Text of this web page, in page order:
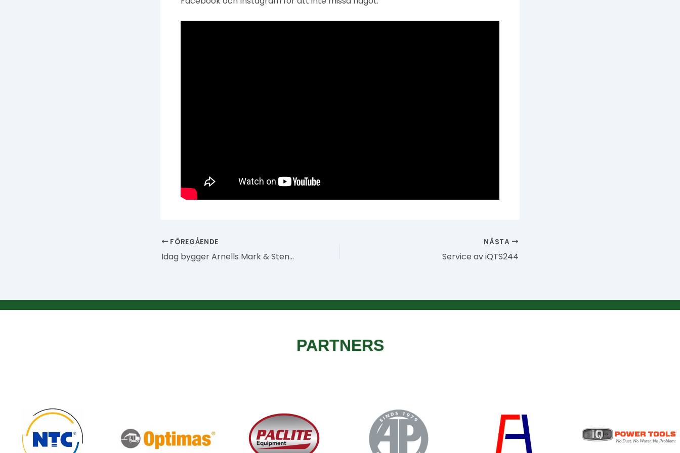
FÖREGÅENDE
Idag bygger Arnells Mark & Sten mur utanför vår nya lagerlokal!
NÄSTA
Service av iQTS244
PARTNERS